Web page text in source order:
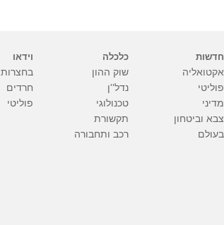
חדשות
אקטואליה
פוליטי
מדיני
צבא וביטחון
בעולם
כלכלה
שוק ההון
נדל''ן
טכנולוגי
תקשורת
רכב ותחבורה
וידאו
בחצרות
חרדים
פוליטי